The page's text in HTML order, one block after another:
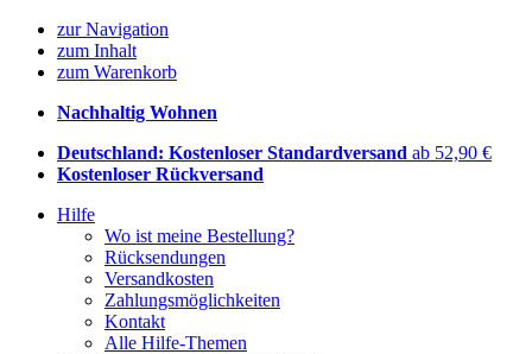
zur Navigation
zum Inhalt
zum Warenkorb
Nachhaltig Wohnen
Deutschland: Kostenloser Standardversand ab 52,90 €
Kostenloser Rückversand
Hilfe
Wo ist meine Bestellung?
Rücksendungen
Versandkosten
Zahlungsmöglichkeiten
Kontakt
Alle Hilfe-Themen